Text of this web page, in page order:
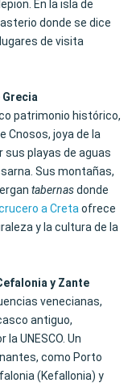
En la isla de
donde se dice
de visita
Grecia
patrimonio histórico,
Cnosos, joya de la
sus playas de aguas
Sus montañas,
tabernasdonde
a Cretaofrece
y la cultura de la
y Zante
venecianas,
antiguo,
UNESCO. Un
como Porto
(Kefallonia) y